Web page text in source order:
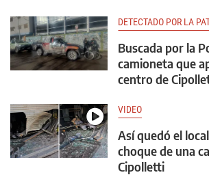
DETECTADO POR LA
Buscada por la
camioneta que
centro de
VIDEO
Así quedó el
choque de una
Cipolletti